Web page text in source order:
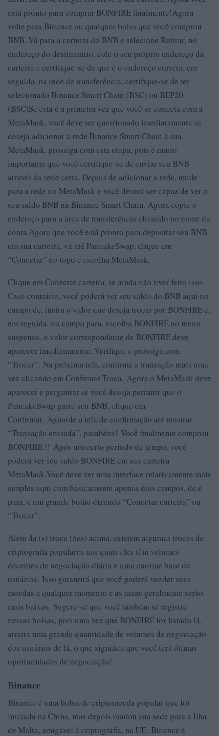
está pronto para comprar BONFIRE finalmente!Agora
volte para Binance ou qualquer bolsa que você comprou
BNB. Vá para a carteira do BNB e selecione Retirar, no
endereço do destinatário, cole o seu próprio endereço da
carteira e certifique-se de que é o endereço correto, em
seguida, na rede de transferência, certifique-se de ter
selecionado Binance Smart Chain (BSC) ou BEP20
(BSC)Se esta é a primeira vez que você se conecta com a
MetaMask, você deve ser questionado imediatamente se
deseja adicionar a rede Binance Smart Chain à sua
MetaMask, prossiga com esta etapa, pois é muito
importante que você certifique-se de enviar seu BNB
através da rede certa. Depois de adicionar a rede, mude
para a rede no MetaMask e você deverá ser capaz de ver o
seu saldo BNB na Binance Smart Chain. Agora copie o
endereço para a área de transferência clicando no nome da
conta.Agora que você está pronto para depositar seu BNB
em sua carteira, vá até PancakeSwap, clique em
“Conectar” no topo e escolha MetaMask.
Clique em Conectar carteira, se ainda não tiver feito isso.
Caso contrário, você poderá ver seu saldo do BNB aqui no
campo de, insira o valor que deseja trocar por BONFIRE e,
em seguida, no campo para, escolha BONFIRE no menu
suspenso, o valor correspondente de BONFIRE deve
aparecer imediatamente. Verifique e prossiga com
“Trocar”. Na próxima tela, confirme a transação mais uma
vez clicando em Confirmar Troca. Agora o MetaMask deve
aparecer e perguntar se você deseja permitir que o
PancakeSwap gaste seu BNB, clique em
Confirmar. Aguarde a tela de confirmação até mostrar
“Transação enviada”, parabéns! Você finalmente comprou
BONFIRE !! Após um curto período de tempo, você
poderá ver seu saldo BONFIRE em sua carteira
MetaMask.Você deve ver uma interface relativamente mais
simples aqui com basicamente apenas dois campos, de e
para, e um grande botão dizendo “Conectar carteira” ou
“Trocar”.
Além da (s) troca (ões) acima, existem algumas trocas de
criptografia populares nas quais eles têm volumes
decentes de negociação diária e uma enorme base de
usuários. Isso garantirá que você poderá vender suas
moedas a qualquer momento e as taxas geralmente serão
mais baixas. Sugere-se que você também se registre
nessas bolsas, pois uma vez que BONFIRE for listado lá,
atrairá uma grande quantidade de volumes de negociação
dos usuários de lá, o que significa que você terá ótimas
oportunidades de negociação!
Binance
Binance é uma bolsa de criptomoeda popular que foi
iniciada na China, mas depois mudou sua sede para a Ilha
de Malta, amigável à criptografia, na UE. Binance é